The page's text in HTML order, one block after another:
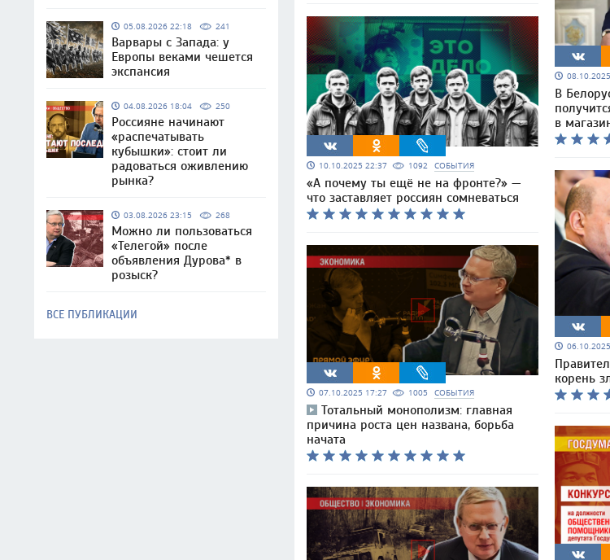
05.08.2026 22:18 241
Варвары с Запада: у
Европы веками чешется
экспансия
04.08.2026 18:04 250
Россияне начинают
«распечатывать
кубышки»: стоит ли
радоваться оживлению
рынка?
03.08.2026 23:15 268
Можно ли пользоваться
«Телегой» после
объявления Дурова* в
розыск?
ВСЕ ПУБЛИКАЦИИ
10.10.2025 22:37 1092 СОБЫТИЯ
«А почему ты ещё не на фронте?» —
что заставляет россиян сомневаться
07.10.2025 17:27 1005 СОБЫТИЯ
Тотальный монополизм: главная
причина роста цен названа, борьба
начата
В
в
корень